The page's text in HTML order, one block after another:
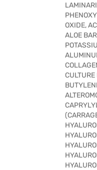
OXIDE,
ALOE